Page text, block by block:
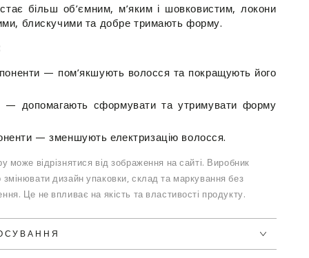
більш об’ємним, м’яким і шовковистим, локони
блискучими та добре тримають форму.
— пом’якшують волосся та покращують його
— допомагають сформувати та утримувати форму
— зменшують електризацію волосся.
може відрізнятися від зображення на сайті. Виробник
дизайн упаковки, склад та маркування без
Це не впливає на якість та властивості продукту.